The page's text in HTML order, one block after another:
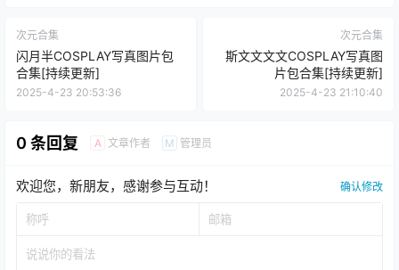
次元合集
闪月半COSPLAY写真图片包
合集[持续更新]
2025-4-23 20:53:36
次元合集
斯文文文文COSPLAY写真图
片包合集[持续更新]
2025-4-23 21:10:40
0 条回复 A 文章作者 M 管理员
欢迎您，新朋友，感谢参与互动！ 确认修改